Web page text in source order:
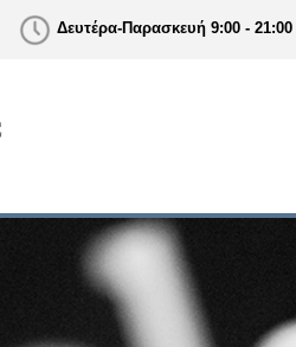
Δευτέρα-Παρασκευή 9:00 - 21:00